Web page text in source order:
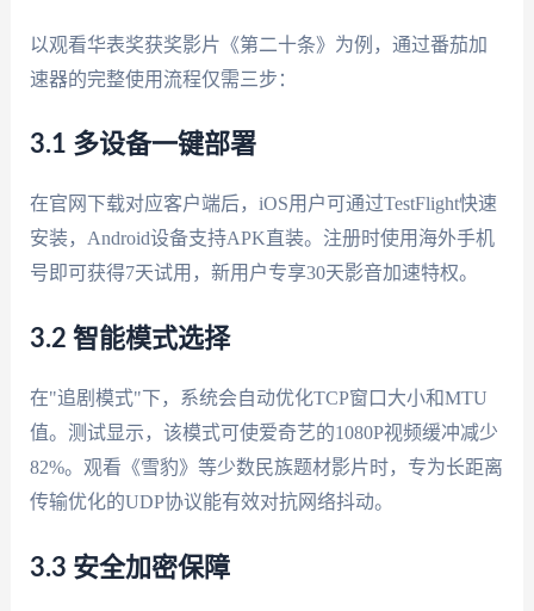
以观看华表奖获奖影片《第二十条》为例，通过番茄加
速器的完整使用流程仅需三步：
3.1 多设备一键部署
在官网下载对应客户端后，iOS用户可通过TestFlight快速
安装，Android设备支持APK直装。注册时使用海外手机
号即可获得7天试用，新用户专享30天影音加速特权。
3.2 智能模式选择
在"追剧模式"下，系统会自动优化TCP窗口大小和MTU
值。测试显示，该模式可使爱奇艺的1080P视频缓冲减少
82%。观看《雪豹》等少数民族题材影片时，专为长距离
传输优化的UDP协议能有效对抗网络抖动。
3.3 安全加密保障